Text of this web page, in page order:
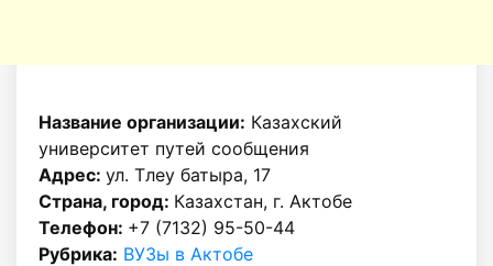
Название организации: Казахский
университет путей сообщения
Адрес: ул. Тлеу батыра, 17
Страна, город: Казахстан, г. Актобе
Телефон: +7 (7132) 95-50-44
Рубрика: ВУЗы в Актобе